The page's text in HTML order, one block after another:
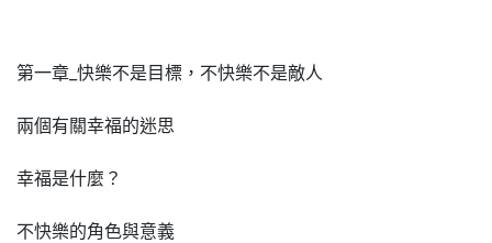
第一章_快樂不是目標，不快樂不是敵人
兩個有關幸福的迷思
幸福是什麼？
不快樂的角色與意義